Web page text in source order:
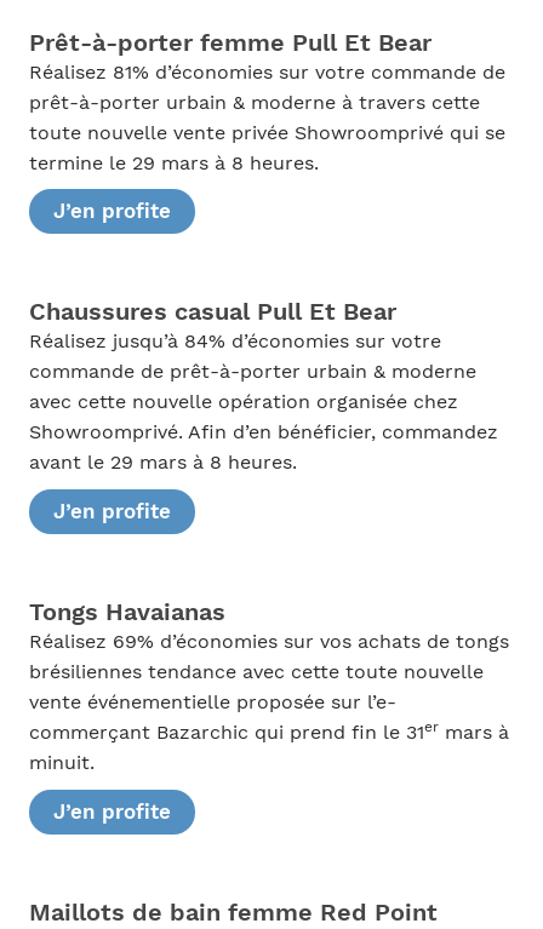
Prêt-à-porter femme Pull Et Bear
Réalisez 81% d’économies sur votre commande de
prêt-à-porter urbain & moderne à travers cette
toute nouvelle vente privée Showroomprivé qui se
termine le 29 mars à 8 heures.
J’en profite
Chaussures casual Pull Et Bear
Réalisez jusqu’à 84% d’économies sur votre
commande de prêt-à-porter urbain & moderne
avec cette nouvelle opération organisée chez
Showroomprivé. Afin d’en bénéficier, commandez
avant le 29 mars à 8 heures.
J’en profite
Tongs Havaianas
Réalisez 69% d’économies sur vos achats de tongs
brésiliennes tendance avec cette toute nouvelle
vente événementielle proposée sur l’e-
commerçant Bazarchic qui prend fin le 31ermars à
minuit.
J’en profite
Maillots de bain femme Red Point